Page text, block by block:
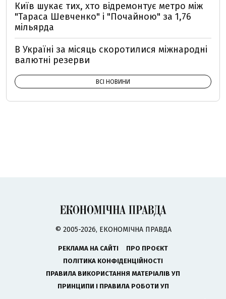
Київ шукає тих, хто відремонтує метро між
"Тараса Шевченко" і "Почайною" за 1,76
мільярда
В Україні за місяць скоротилися міжнародні
валютні резерви
ВСІ НОВИНИ
© 2005-2026, ЕКОНОМІЧНА ПРАВДА
РЕКЛАМА НА САЙТІ
ПРО ПРОЄКТ
ПОЛІТИКА КОНФІДЕНЦІЙНОСТІ
ПРАВИЛА ВИКОРИСТАННЯ МАТЕРІАЛІВ УП
ПРИНЦИПИ І ПРАВИЛА РОБОТИ УП